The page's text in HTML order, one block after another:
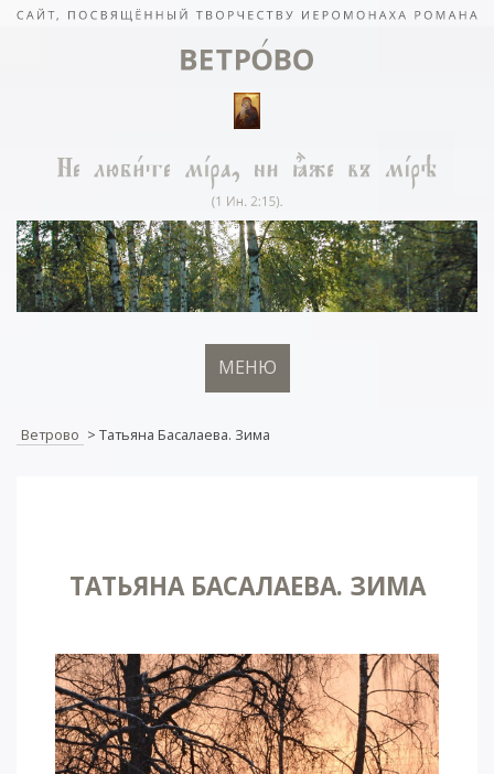
МЕНЮ
Ветрово > Татьяна Басалаева. Зима
ТАТЬЯНА БАСАЛАЕВА. ЗИМА